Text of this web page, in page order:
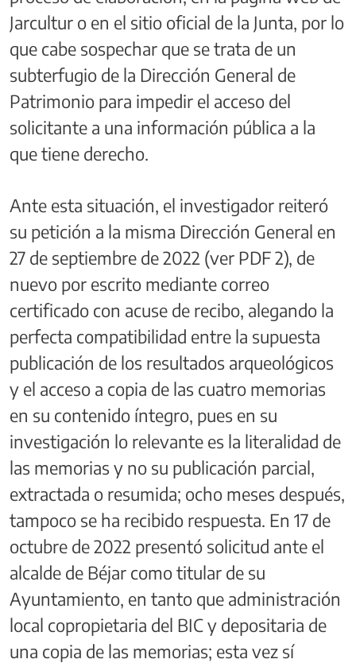
Jarcultur o en el sitio oficial de la Junta, por lo
que cabe sospechar que se trata de un
subterfugio de la Dirección General de
Patrimonio para impedir el acceso del
solicitante a una información pública a la
que tiene derecho.
Ante esta situación, el investigador reiteró
su petición a la misma Dirección General en
27 de septiembre de 2022 (ver PDF 2), de
nuevo por escrito mediante correo
certificado con acuse de recibo, alegando la
perfecta compatibilidad entre la supuesta
publicación de los resultados arqueológicos
y el acceso a copia de las cuatro memorias
en su contenido íntegro, pues en su
investigación lo relevante es la literalidad de
las memorias y no su publicación parcial,
extractada o resumida; ocho meses después,
tampoco se ha recibido respuesta. En 17 de
octubre de 2022 presentó solicitud ante el
alcalde de Béjar como titular de su
Ayuntamiento, en tanto que administración
local copropietaria del BIC y depositaria de
una copia de las memorias; esta vez sí